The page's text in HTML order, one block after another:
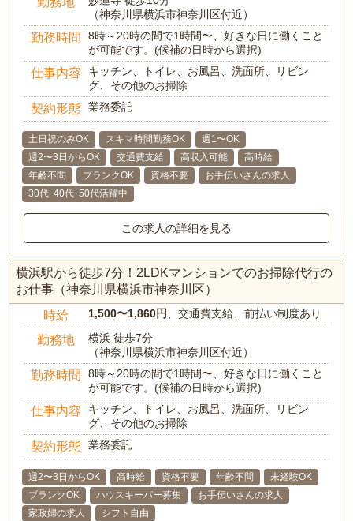
（神奈川県横浜市神奈川区付近）
勤務時間
8時～20時の間で1時間〜、好きな日に働くこと
が可能です。(候補の日時から選択)
仕事内容
キッチン、トイレ、お風呂、洗面所、リビン
グ、その他のお掃除
契約形態 業務委託
土日祝のみOK スキマ時間勤務OK
週1〜OK
週2〜3日からOK
交通費支給 高収入可能
高時給
年齢不問
ブランクOK 資格不要
お手伝いさんの求人
30代･40代･50代活躍中
この求人の詳細を見る
横浜駅から徒歩7分！2LDKマンションでのお掃除代行の
お仕事（神奈川県横浜市神奈川区）
時給 1,500〜1,860円 、交通費支給、前払い制度あり
勤務地
横浜 徒歩7分
（神奈川県横浜市神奈川区付近）
勤務時間
8時～20時の間で1時間〜、好きな日に働くこと
が可能です。(候補の日時から選択)
仕事内容
キッチン、トイレ、お風呂、洗面所、リビン
グ、その他のお掃除
契約形態 業務委託
週2〜3日からOK 高時給 資格不要 年齢不問
未経験OK
ブランクOK
ハウスキーパー募集
お手伝いさんの求人
家政婦の求人
シフト自由